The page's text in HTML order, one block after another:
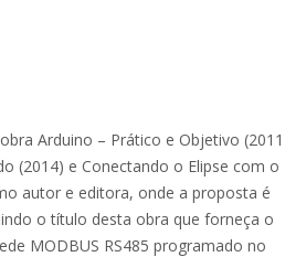
Arduino – Prático e Objetivo
(2014) e Conectando o Elipse com o
autor e editora, onde a proposta é
o título desta obra que forneça o
MODBUS RS485 programado no